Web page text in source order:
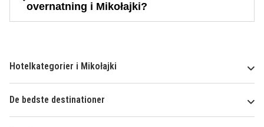
overnatning i Mikołajki?
Hotelkategorier i Mikołajki
De bedste destinationer